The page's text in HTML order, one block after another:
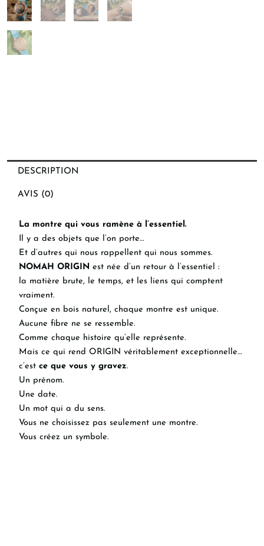
DESCRIPTION
AVIS (0)
La montre qui vous ramène à l’essentiel.
Il y a des objets que l’on porte…
Et d’autres qui nous rappellent qui nous sommes.
NOMAH ORIGIN est née d’un retour à l’essentiel :
la matière brute, le temps, et les liens qui comptent
vraiment.
Conçue en bois naturel, chaque montre est unique.
Aucune fibre ne se ressemble.
Comme chaque histoire qu’elle représente.
Mais ce qui rend ORIGIN véritablement exceptionnelle…
c’est ce que vous y gravez.
Un prénom.
Une date.
Un mot qui a du sens.
Vous ne choisissez pas seulement une montre.
Vous créez un symbole.